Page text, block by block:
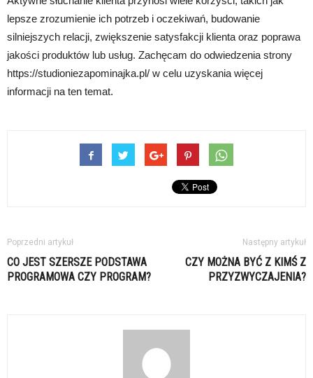
lepsze zrozumienie ich potrzeb i oczekiwań, budowanie
silniejszych relacji, zwiększenie satysfakcji klienta oraz poprawa
jakości produktów lub usług. Zachęcam do odwiedzenia strony
https://studioniezapominajka.pl/ w celu uzyskania więcej
informacji na ten temat.
Poprzedni artykuł
CO JEST SZERSZE PODSTAWA
PROGRAMOWA CZY PROGRAM?
Następny artykuł
CZY MOŻNA BYĆ Z KIMŚ Z
PRZYZWYCZAJENIA?